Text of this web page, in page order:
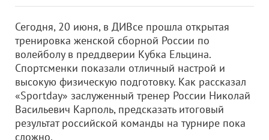
Сегодня, 20 июня, в ДИВсе прошла открытая
тренировка женской сборной России по
волейболу в преддверии Кубка Ельцина.
Спортсменки показали отличный настрой и
высокую физическую подготовку. Как рассказал
«Sportday» заслуженный тренер России Николай
Васильевич Карполь, предсказать итоговый
результат российской команды на турнире пока
сложно.